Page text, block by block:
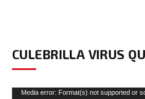
CULEBRILLA VIRUS
Reproductor
Media error: Format(s) not supported or